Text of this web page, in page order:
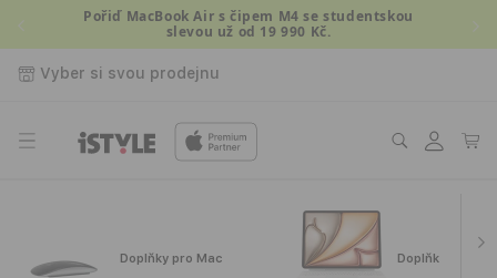
Přejít kPořiď MacBook Air s čipem M4 se studentskou
slevou už od 19 990 Kč.
Vyber si svou prodejnu
Přihlásit
se
Košík
Doplňky pro Mac Doplňky pro